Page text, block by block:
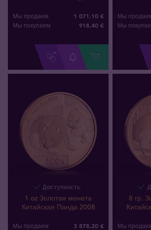
Мы продаем 1 071,10 €
Мы покупаем 918,40 €
Мы
Мы
Доступность
1 oz Золотая монета
Китайская Панда 2008
Мы продаем 3 878,20 €
8 гр.
Мы